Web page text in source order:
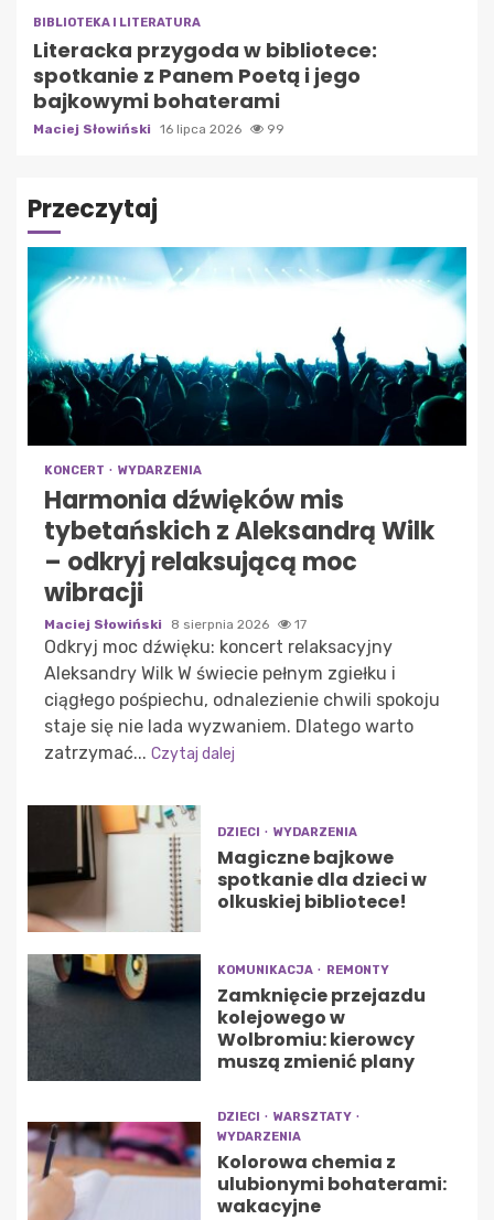
BIBLIOTEKA I LITERATURA
Literacka przygoda w bibliotece:
spotkanie z Panem Poetą i jego
bajkowymi bohaterami
Maciej Słowiński 16 lipca 2026 99
Przeczytaj
KONCERT WYDARZENIA
Harmonia dźwięków mis
tybetańskich z Aleksandrą Wilk
– odkryj relaksującą moc
wibracji
Maciej Słowiński 8 sierpnia 2026 17
Odkryj moc dźwięku: koncert relaksacyjny
Aleksandry Wilk W świecie pełnym zgiełku i
ciągłego pośpiechu, odnalezienie chwili spokoju
staje się nie lada wyzwaniem. Dlatego warto
zatrzymać... Czytaj dalej
DZIECI WYDARZENIA
Magiczne bajkowe
spotkanie dla dzieci w
olkuskiej bibliotece!
KOMUNIKACJA REMONTY
Zamknięcie przejazdu
kolejowego w
Wolbromiu: kierowcy
muszą zmienić plany
DZIECI
WARSZTATY
WYDARZENIA
Kolorowa chemia z
ulubionymi bohaterami:
wakacyjne